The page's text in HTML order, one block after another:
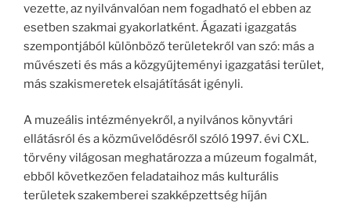
vezette, az nyilvánvalóan nem fogadható el ebben az
esetben szakmai gyakorlatként. Ágazati igazgatás
szempontjából különböző területekről van szó: más a
művészeti és más a közgyűjteményi igazgatási terület,
más szakismeretek elsajátítását igényli.
A muzeális intézményekről, a nyilvános könyvtári
ellátásról és a közművelődésről szóló 1997. évi CXL.
törvény világosan meghatározza a múzeum fogalmát,
ebből következően feladataihoz más kulturális
területek szakemberei szakképzettség híján